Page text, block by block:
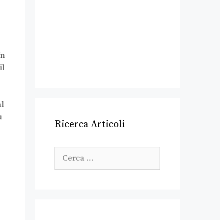
Ricerca Articoli